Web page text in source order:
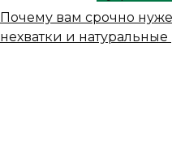
Почему вам срочно
нехватки и